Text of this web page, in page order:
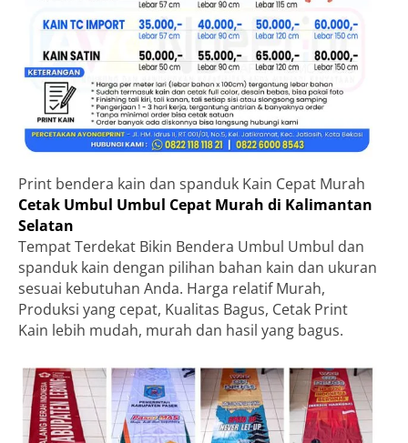
Print bendera kain dan spanduk Kain Cepat Murah
Cetak Umbul Umbul Cepat Murah di Kalimantan
Selatan
Tempat Terdekat Bikin Bendera Umbul Umbul dan
spanduk kain dengan pilihan bahan kain dan ukuran
sesuai kebutuhan Anda. Harga relatif Murah,
Produksi yang cepat, Kualitas Bagus, Cetak Print
Kain lebih mudah, murah dan hasil yang bagus.